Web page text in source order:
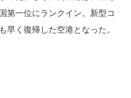
第一位にランクイン。新型コ
早く復帰した空港となった。